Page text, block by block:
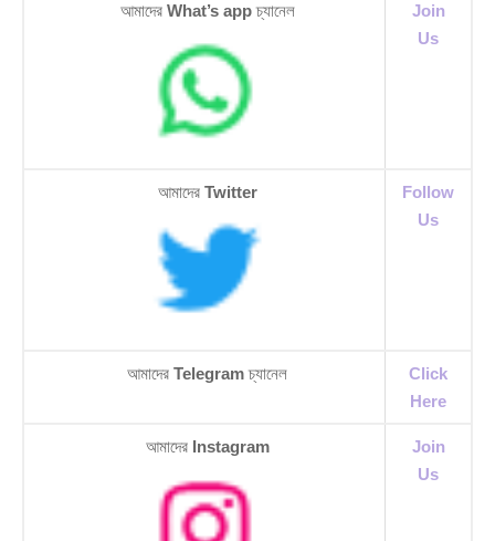
আমাদের What’s app চ্যানেল
Join
Us
আমাদের Twitter
Follow
Us
আমাদের Telegramচ্যানেল
Click
Here
আমাদের Instagram
Join
Us